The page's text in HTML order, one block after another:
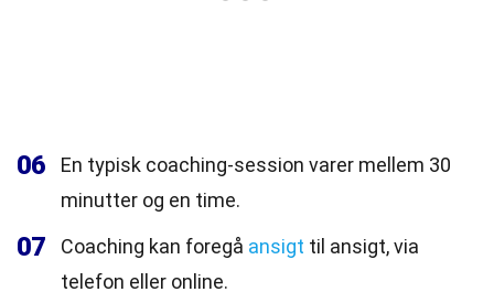
06
En typisk coaching-session varer mellem 30
minutter og en time.
07 Coaching kan foregå ansigt til ansigt, via
telefon eller online.